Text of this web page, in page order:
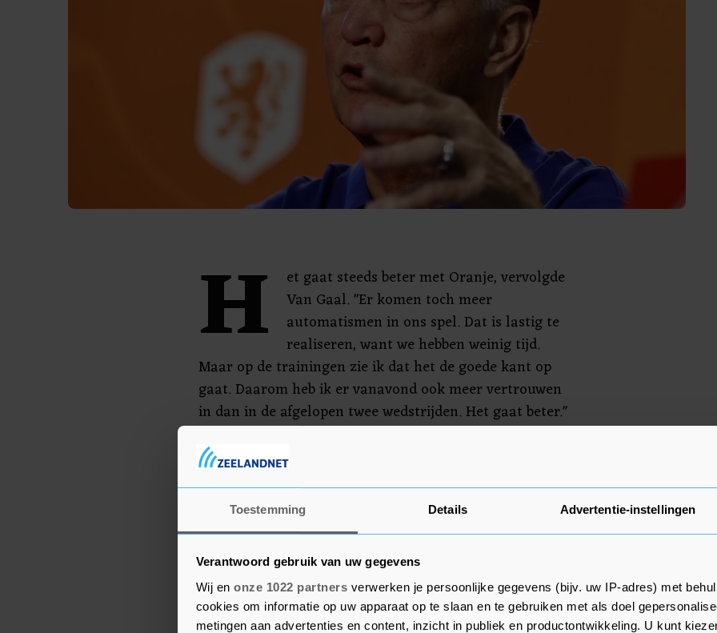
Toestemming Details Advertentie-instellingen
Verantwoord gebruik van uw gegevens
Wij en onze 1022 partners verwerken je persoonlijke gegevens (bijv. uw IP-adres) met
cookies om informatie op uw apparaat op te slaan en te gebruiken met als doel
metingen aan advertenties en content, inzicht in publiek en productontwikkeling. U kunt
H
et gaat steeds beter met Oranje, vervolgde
Van Gaal. "Er komen toch meer
automatismen in ons spel. Dat is lastig te
realiseren, want we hebben weinig tijd.
Maar op de trainingen zie ik dat het de goede kant op
gaat. Daarom heb ik er vanavond ook meer vertrouwen
in dan in de afgelopen twee wedstrijden. Het gaat beter."
Voorin geeft Van Gaal Steven Bergwijn de voorkeur boven
Donyell Malen. "Bergwijn heeft de hardheid van de
competitie in de benen. Hij doet het goed bij Tottenham
Hotspur. Malen heeft dat niet, die heeft dit seizoen nog
niet zo heel veel gespeeld."